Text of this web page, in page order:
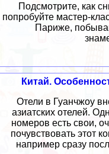
Подсмотрите, как
попробуйте мастер-
Париже,
Китай.
Отели в Гуанчжоу
азиатских отелей.
номеров есть свои,
почувствовать этот
например сразу